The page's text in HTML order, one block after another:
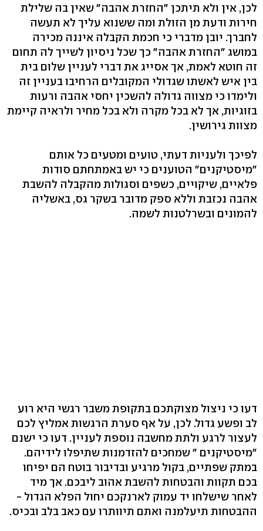
לכן, אין ולא תיתכן "החזרת אהבה" שאין בה שלילת
חירות ודעת מן הזולת ומה ששנוא עליך לא תעשה
לחברך. יובן מדברי כי חכמת הקבלה איננה מכירה
במושג "החזרת אהבה" כך שכל ניסיון לשייך לה תחום
זה חוטא לאמת, אך אסייג את דברי לעניין שלום בית
בין איש לאשתו שגדולי המקובלים הרחיבו בעניין זה
ולימדו כי מצווה גדולה להשכין יחסי אהבה ורעות
בזוגיות, אך לא בכל מקרה ולא בכל מחיר ולראיה קיימת
מצוות גירושין.
לפיכך ולעניות דעתי, טועים ומטעים כל אותם
"מיסטיקנים" הטוענים כי יש באמתחתם סודות
פלאיים, שיקויים, כשפים וסגולות מהקבלה להשבת
אהבה נכזבת וללא ספק מדובר בשקר גס, באשליה
להמונים ובשרלטנות לשמה.
דעו כי ניצול מצוקתכם בתקופת משבר רגשי היא רוע
לב ופשע גדול. לכן, על אף סערת הרגשות אמליץ לכם
לעצור לרגע ולתת מחשבה נוספת לעניין. דעו כי ישנם
״מיסטיקנים ״ שמחכים להזדמנות שתיפלו לידיהם.
במתק שפתיים, בקול מרגיע ובדיבור בוטח הם יפיחו
בכם תקוות והבטחות להשבת אהוב ליבכם. אך מיד
לאחר שישלחו יד עמוק לארנקכם יחול הפלא הגדול -
ההבטחות תיעלמנה ואתם תיוותרו עם כאב בלב ובכיס.